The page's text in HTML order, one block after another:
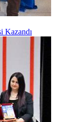
Kazandı